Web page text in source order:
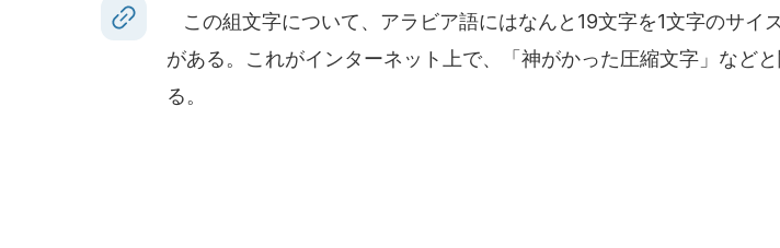
この組文字について、アラビア語にはなんと19文字を1文字のサイ
がある。これがインターネット上で、「神がかった圧縮文字」など
る。